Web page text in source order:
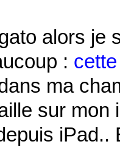
alors je
:
ma
sur mon